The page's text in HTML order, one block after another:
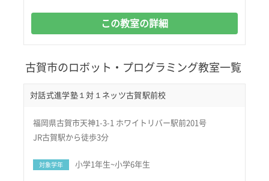
この教室の詳細
古賀市のロボット・プログラミング教室一覧
対話式進学塾１対１ネッツ古賀駅前校
福岡県古賀市天神1-3-1 ホワイトリバー駅前201号
JR古賀駅から徒歩3分
対象学年 小学1年生~小学6年生